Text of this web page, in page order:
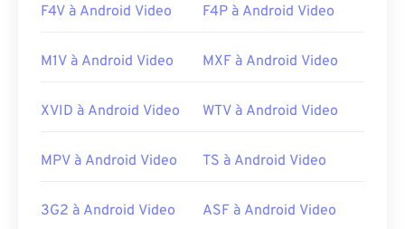
incluentVLC Media Player,Cyberlink
PowerProducer .
Sortie initiale :2004
https://docs.microsoft.com/en-us/previous-
F4V à Android Video F4P à Android Video
M1V à Android Video MXF à Android Video
XVID à Android Video WTV à Android Video
MPV à Android Video TS à Android Video
3G2 à Android Video ASF à Android Video